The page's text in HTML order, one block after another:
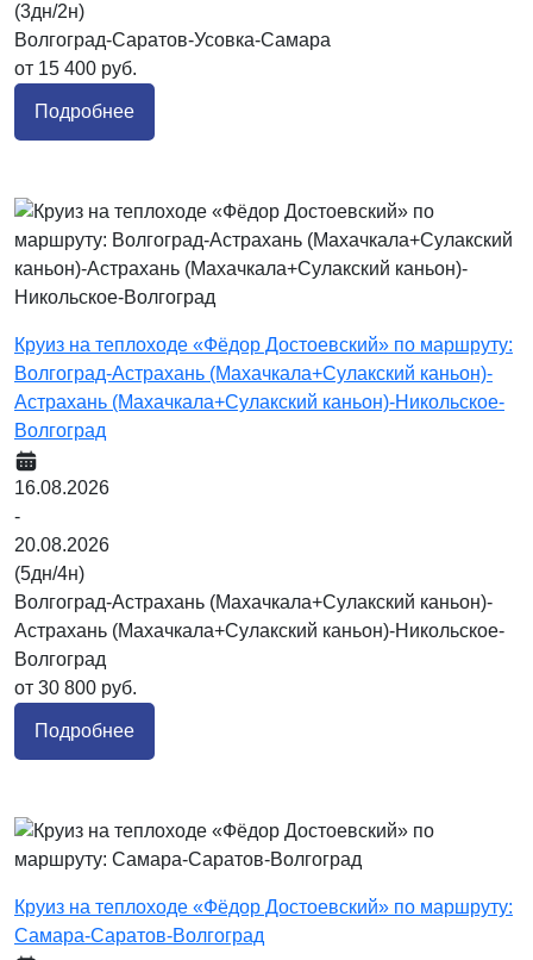
(3дн/2н)
Волгоград-Саратов-Усовка-Самара
от 15 400 руб.
Подробнее
Круиз на теплоходе «Фёдор Достоевский» по маршруту:
Волгоград-Астрахань (Махачкала+Сулакский каньон)-
Астрахань (Махачкала+Сулакский каньон)-Никольское-
Волгоград
16.08.2026
-
20.08.2026
(5дн/4н)
Волгоград-Астрахань (Махачкала+Сулакский каньон)-
Астрахань (Махачкала+Сулакский каньон)-Никольское-
Волгоград
от 30 800 руб.
Подробнее
Круиз на теплоходе «Фёдор Достоевский» по маршруту:
Самара-Саратов-Волгоград